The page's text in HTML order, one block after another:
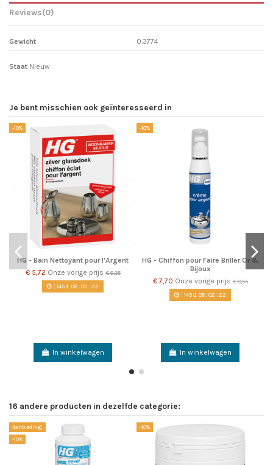
Reviews(0)
Gewicht 0.3774
Staat Nieuw
Je bent misschien ook geïnteresseerd in
-10%
HG - Bain Nettoyant pour l'Argent
€ 5,72 Onze vorige prijs€ 6,35
145d. 08:02 :22
In winkelwagen
-10%
HG - Chiffon pour Faire Briller Or &
Bijoux
€ 7,70 Onze vorige prijs€ 8,55
145d. 08:02 :22
In winkelwagen
16 andere producten in dezelfde categorie:
Aanbieding!
-10%
-10%